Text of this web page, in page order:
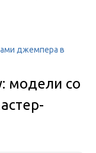
джемпера в
модели со